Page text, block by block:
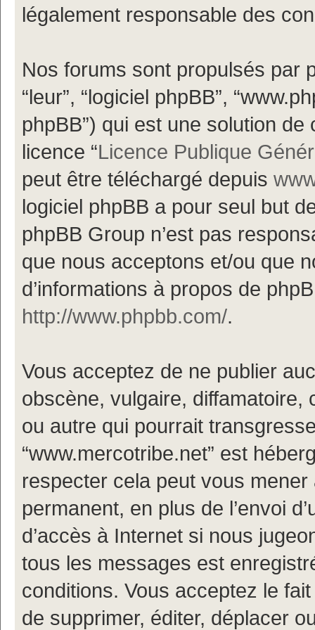
légalement responsable des
Nos forums sont propulsés par
“leur”, “logiciel phpBB”,
phpBB”) qui est une solution
licence “Licence Publique
peut être téléchargé depuis
logiciel phpBB a pour seul but
phpBB Group n’est pas
que nous acceptons et/ou que
d’informations à propos de
http://www.phpbb.com/.
Vous acceptez de ne publier
obscène, vulgaire, diffamatoire,
ou autre qui pourrait
“www.mercotribe.net” est
respecter cela peut vous
permanent, en plus de l’envoi
d’accès à Internet si nous
tous les messages est
conditions. Vous acceptez le
de supprimer, éditer, déplacer